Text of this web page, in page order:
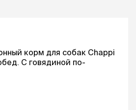
корм для собак Chappi
С говядиной по-